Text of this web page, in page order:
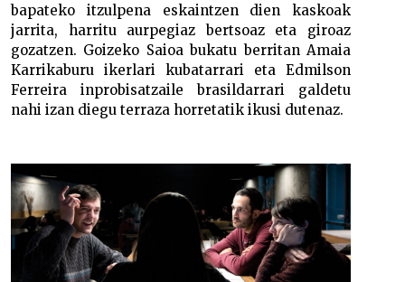
bapateko itzulpena eskaintzen dien kaskoak
jarrita, harritu aurpegiaz bertsoaz eta giroaz
gozatzen. Goizeko Saioa bukatu berritan Amaia
Karrikaburu ikerlari kubatarrari eta Edmilson
Ferreira inprobisatzaile brasildarrari galdetu
nahi izan diegu terraza horretatik ikusi dutenaz.